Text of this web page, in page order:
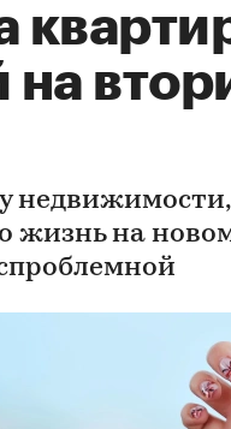
на
жизнь на